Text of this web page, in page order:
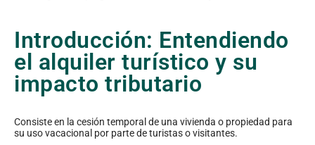
Introducción: Entendiendo
el alquiler turístico y su
impacto tributario
Consiste en la cesión temporal de una vivienda o propiedad para
su uso vacacional por parte de turistas o visitantes.